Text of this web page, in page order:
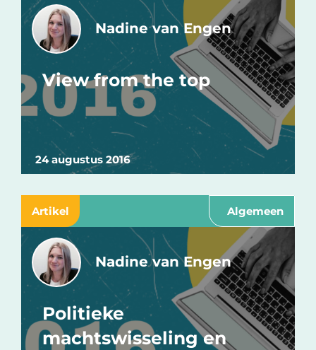
24 augustus 2016
Nadine van Engen
View from the top
Artikel Algemeen
Nadine van Engen
Politieke
machtswisseling en